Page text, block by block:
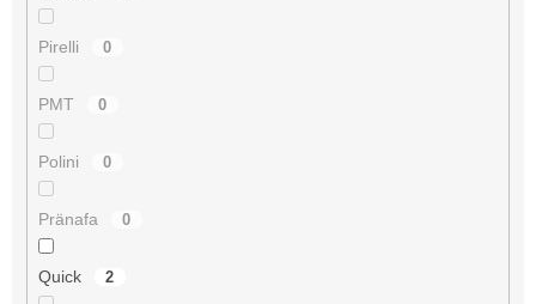
Pirelli 0
PMT 0
Polini 0
Pränafa 0
Quick 2